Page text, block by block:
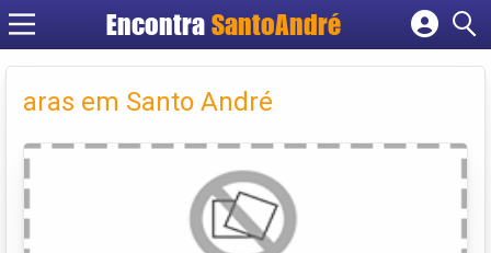
Encontra SantoAndré
Cadastrar empresa
Criar conta
aras em Santo André